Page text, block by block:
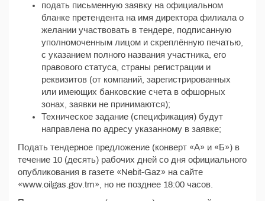
подать письменную заявку на официальном
бланке претендента на имя директора филиала о
желании участвовать в тендере, подписанную
уполномоченным лицом и скреплённую печатью,
с указанием полного названия участника, его
правового статуса, страны регистрации и
реквизитов (от компаний, зарегистрированных
или имеющих банковские счета в офшорных
зонах, заявки не принимаются);
Техническое задание (спецификация) будут
направлена по адресу указанному в заявке;
Подать тендерное предложение (конверт «А» и «Б») в
течение 10 (десять) рабочих дней со дня официального
опубликования в газете «Nebit-Gaz» на сайте
«www.oilgas.gov.tm», но не позднее 18:00 часов.